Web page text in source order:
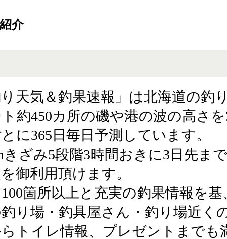
介
り天気＆釣果速報」は北海道の釣
約450カ所の磯や港の波の高さ
に365日毎日予測しています。
きざみ5段階3時間おきに3日先ま
御利用頂けます。
箇所以上と充実の釣果情報を基
り場・釣具屋さん・釣り場近く
トイレ情報、プレゼントまでも